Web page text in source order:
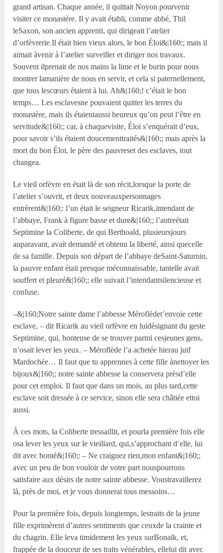
grand artisan. Chaque année, il quittait Noyon pourvenir
visiter ce monastère. Il y avait établi, comme abbé, Thil
leSaxon, son ancien apprenti, qui dirigeait l’atelier
d’orfèvrerie.Il était bien vieux alors, le bon Éloi&|160;; mais il
aimait àvenir à l’atelier surveiller et diriger nos travaux.
Souvent ilprenait de nos mains la lime et le burin pour nous
montrer lamanière de nous en servir, et cela si paternellement,
que tous lescœurs étaient à lui. Ah&|160;! c’était le bon
temps… Les esclavesne pouvaient quitter les terres du
monastère, mais ils étaientaussi heureux qu’on peut l’être en
servitude&|160;; car, à chaquevisite, Éloi s’enquérait d’eux,
pour savoir s’ils étaient doucementtraités&|160;; mais après la
mort du bon Éloi, le père des pauvreset des esclaves, tout
changea.
Le vieil orfèvre en était là de son récit,lorsque la porte de
l’atelier s’ouvrit, et deux nouveauxpersonnages
entrèrent&|160;: l’un était le seigneur Ricarik,intendant de
l’abbaye, Frank à figure basse et dure&|160;; l’autreétait
Septimine la Coliberte, de qui Berthoald, plusieursjours
auparavant, avait demandé et obtenu la liberté, ainsi quecelle
de sa famille. Depuis son départ de l’abbaye deSaint-Saturnin,
la pauvre enfant était presque méconnaissable, tantelle avait
souffert et pleuré&|160;; elle suivait l’intendantsilencieuse et
confuse.
–&|160;Notre sainte dame l’abbesse Méroflèdet’envoie cette
esclave, – dit Ricarik au vieil orfèvre en luidésignant du geste
Septimine, qui, honteuse de se trouver parmi cesjeunes gens,
n’osait lever les yeux. – Méroflède l’a achetée hierau juif
Mardochée… Il faut que tu apprennes à cette fille ànettoyer les
bijoux&|160;; notre sainte abbesse la conservera prèsd’elle
pour cet emploi. Il faut que dans un mois, au plus tard,cette
esclave soit dressée à ce service, sinon elle sera châtiée ettoi
aussi.
À ces mots, la Coliberte tressaillit, et pourla première fois elle
osa lever les yeux sur le vieillard, qui,s’approchant d’elle, lui
dit avec bonté&|160;: – Ne craignez rien,mon enfant&|160;;
avec un peu de bon vouloir de votre part nouspourrons
satisfaire aux désirs de notre sainte abbesse. Voustravaillerez
là, près de moi, et je vous donnerai tous messoins…
Pour la première fois, depuis longtemps, lestraits de la jeune
fille exprimèrent d’autres sentiments que ceuxde la crainte et
du chagrin. Elle leva timidement les yeux surBonaïk, et,
frappée de la douceur de ses traits vénérables, ellelui dit avec